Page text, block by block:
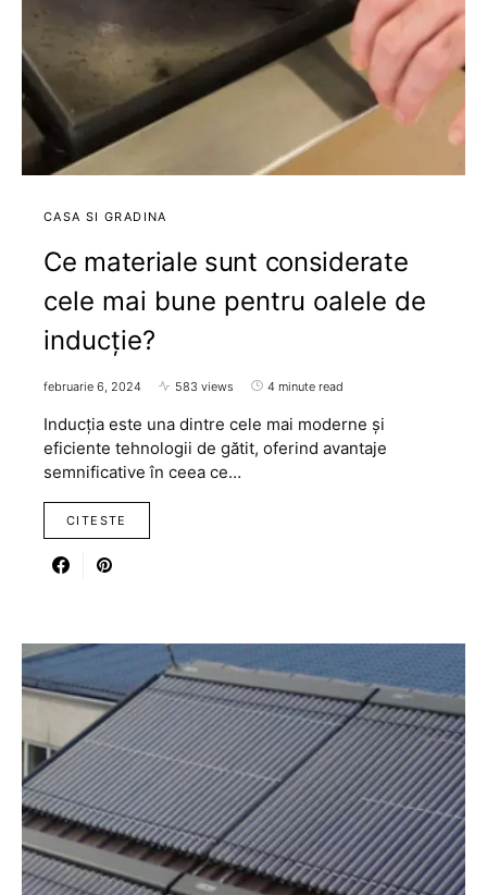
CASA SI GRADINA
Ce materiale sunt considerate
cele mai bune pentru oalele de
inducție?
februarie 6, 2024 583 views 4 minute read
Inducția este una dintre cele mai moderne și
eficiente tehnologii de gătit, oferind avantaje
semnificative în ceea ce…
CITESTE